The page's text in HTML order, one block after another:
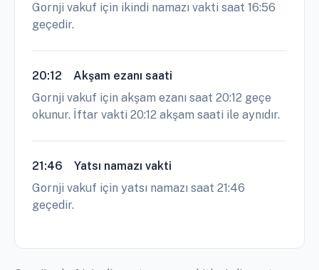
Gornji vakuf için ikindi namazı vakti saat 16:56
geçedir.
20:12
Akşam ezanı saati
Gornji vakuf için akşam ezanı saat 20:12 geçe
okunur. İftar vakti 20:12 akşam saati ile aynıdır.
21:46
Yatsı namazı vakti
Gornji vakuf için yatsı namazı saat 21:46
geçedir.